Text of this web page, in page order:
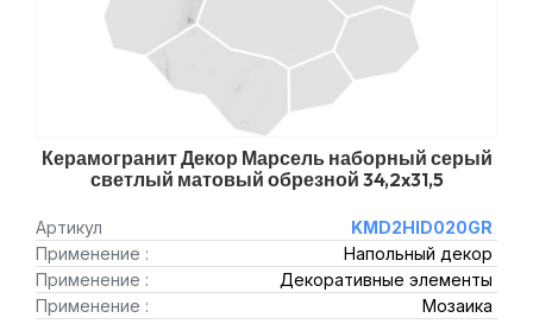
Керамогранит Декор Марсель наборный серый
светлый матовый обрезной 34,2x31,5
Артикул
KMD2HID020GR
Применение :
Напольный декор
Применение :
Декоративные элементы
Применение :
Мозаика